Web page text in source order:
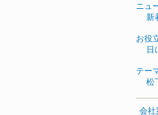
ニュ
新
お役
日
テー
松
会社